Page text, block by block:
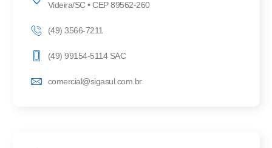
Videira/SC • CEP 89562-260
(49) 3566-7211
(49) 99154-5114 SAC
comercial@sigasul.com.br